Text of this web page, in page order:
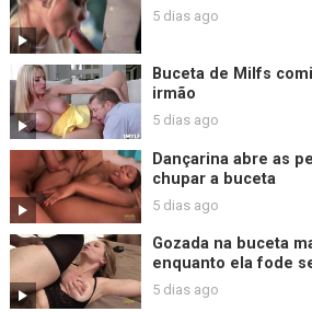
5 dias ago
Buceta de Milfs
irmão
5 dias ago
Dançarina abre as
chupar a buceta
5 dias ago
Gozada na buceta
enquanto ela fode
5 dias ago